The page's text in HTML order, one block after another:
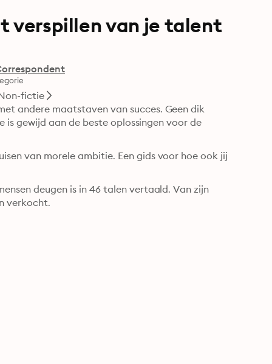
verspillen van je talent
fictie
andere maatstaven van succes. Geen dik
gewijd aan de beste oplossingen voor de
van morele ambitie. Een gids voor hoe ook jij
deugen is in 46 talen vertaald. Van zijn